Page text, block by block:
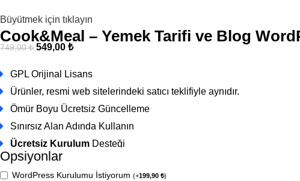
Büyütmek için tıklayın
Cook&Meal – Yemek Tarifi ve Blog
749,00₺ 549,00₺
GPL Orijinal Lisans
Ürünler, resmi web sitelerindeki satıcı teklifiyle aynıdır.
Ömür Boyu Ücretsiz Güncelleme
Sınırsız Alan Adında Kullanın
Ücretsiz Kurulum Desteği
Opsiyonlar
WordPress Kurulumu İstiyorum(+199,90₺)